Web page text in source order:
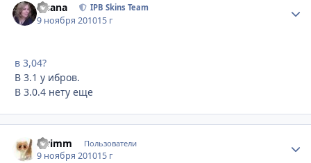
Fisana IPB Skins Team
9 ноября 201015 г
в 3,04?
В 3.1 у ибров.
В 3.0.4 нету еще
swimm Пользователи
9 ноября 201015 г